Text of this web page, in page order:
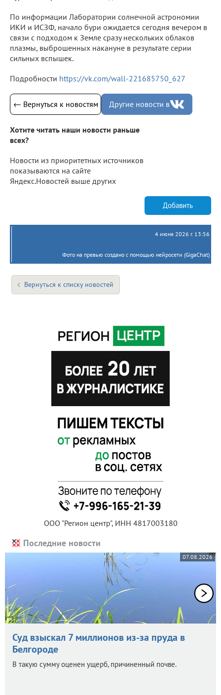
По информации Лаборатории солнечной астрономии
ИКИ и ИСЗФ, начало бури ожидается сегодня вечером в
связи с подходом к Земле сразу нескольких облаков
плазмы, выброшенных накануне в результате серии
сильных вспышек.
Подробности https://vk.com/wall-221685750_627
← Вернуться к новостям Другие новости в
Хотите читать наши новости раньше
всех?
Новости из приоритетных источников
показываются на сайте
Яндекс.Новостей выше других
Добавить
4 июня 2026 г. 13:56
Фото на превью создано с помощью нейросети (GigaChat)
Вернуться к списку новостей
ООО "Регион центр", ИНН 4817003180
Последние новости
07.08.2026
Суд взыскал 7 миллионов из-за пруда в
Белгороде
В такую сумму оценен ущерб, причиненный почве.